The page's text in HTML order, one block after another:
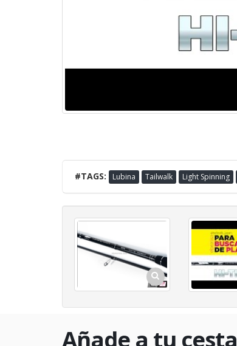
#TAGS: Lubina Tailwalk Light Spinning
Añade a tu cesta